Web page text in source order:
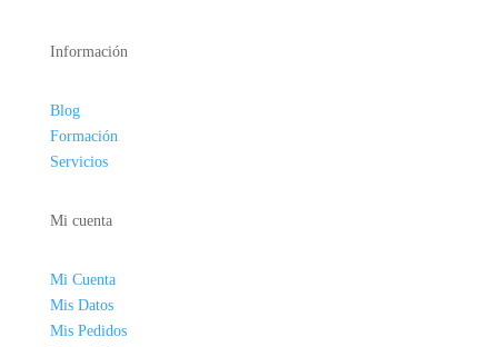
Información
Blog
Formación
Servicios
Mi cuenta
Mi Cuenta
Mis Datos
Mis Pedidos